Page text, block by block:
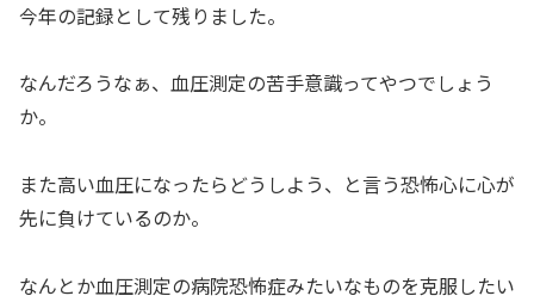
今年の記録として残りました。
なんだろうなぁ、血圧測定の苦手意識ってやつでしょう
か。
また高い血圧になったらどうしよう、と言う恐怖心に心が
先に負けているのか。
なんとか血圧測定の病院恐怖症みたいなものを克服したい